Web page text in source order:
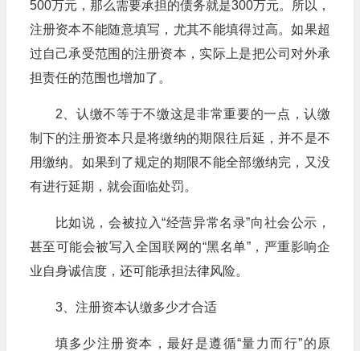
500万元，那么需要承担的债务就是300万元。所以，
注册资本不能随意填写，尤其不能填得过高。如果超
过自己承受范围的注册资本，实际上是把公司对外承
担责任的范围也增加了。
2、认缴不等于不缴这是非常重要的一点，认缴
制下的注册资本只是将缴纳的期限往后延，并不是不
用缴纳。如果到了规定的期限不能全部缴纳完，又没
有进行延期，就会面临处罚。
比如说，会被拉入“经营异常名录”向社会公示，
甚至可能会被写入全国联网的“黑名单”，严重影响企
业自身诚信度，还可能承担法律风险。
3、注册资本认缴多少才合适
填多少注册资本，最好是遵循“量力而行”的原